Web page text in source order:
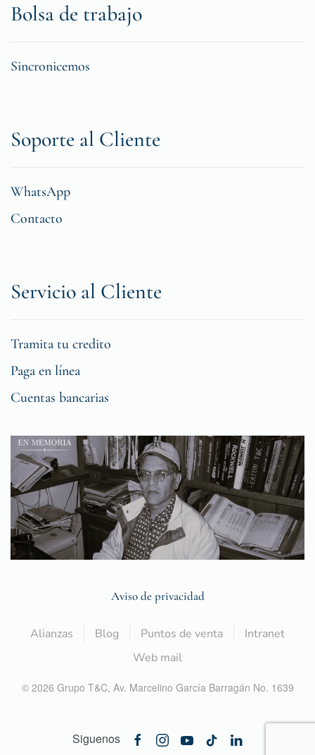
Bolsa de trabajo
Sincronicemos
Soporte al Cliente
WhatsApp
Contacto
Servicio al Cliente
Tramita tu credito
Paga en línea
Cuentas bancarias
Aviso de privacidad
Alianzas Blog Puntos de venta
Intranet
Web mail
© 2026 Grupo T&C, Av. Marcelino García Barragán No. 1639
Siguenos